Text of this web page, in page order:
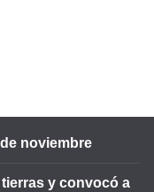
noviembre
y convocó a